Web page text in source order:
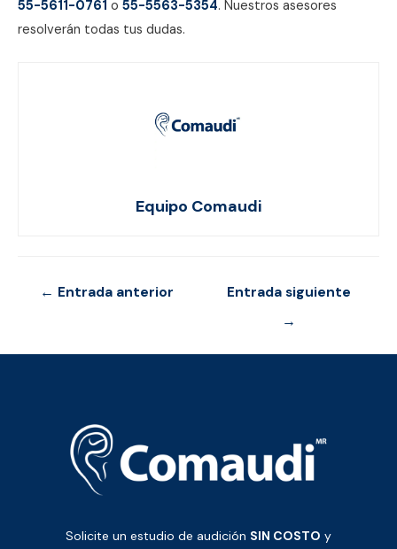
55-5611-0761 o 55-5563-5354. Nuestros asesores
resolverán todas tus dudas.
Equipo Comaudi
Navegación
← Entrada anterior
Entrada siguiente
→
Solicite un estudio de audición SIN COSTO y